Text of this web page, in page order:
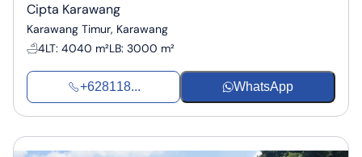
Cipta Karawang
Karawang Timur, Karawang
4LT: 4040 m²LB: 3000 m²
+628118... WhatsApp